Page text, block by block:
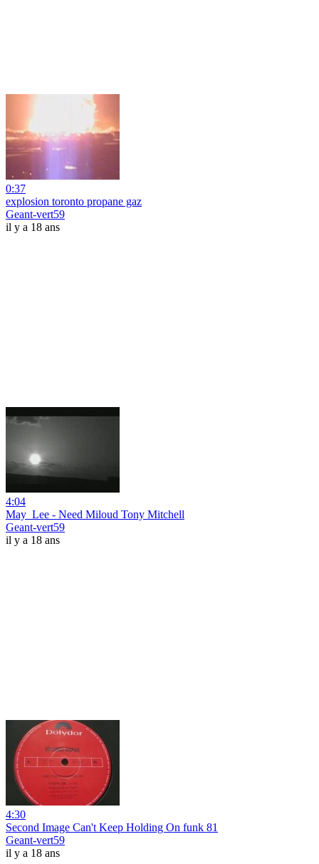
0:37
explosion toronto propane gaz
Geant-vert59
il y a 18 ans
4:04
May_Lee - Need Miloud Tony Mitchell
Geant-vert59
il y a 18 ans
4:30
Second Image Can't Keep Holding On funk 81
Geant-vert59
il y a 18 ans